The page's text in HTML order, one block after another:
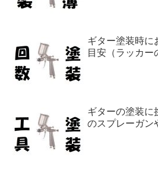
ギター塗装時に
目安（ラッカー
ギターの塗装に
のスプレーガン